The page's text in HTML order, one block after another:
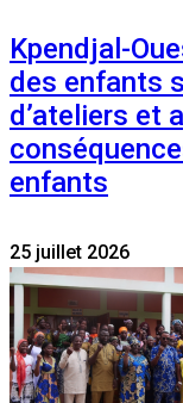
Kpendjal-
des enfants
d’ateliers et
enfants
25 juillet 2026